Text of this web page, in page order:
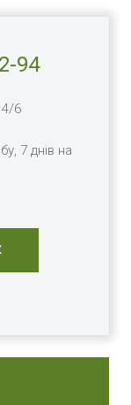
94
4/6
7 днів на